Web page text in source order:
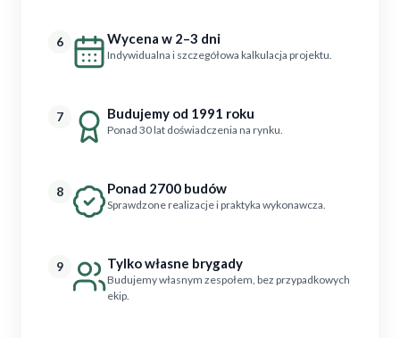
6 Wycena w 2–3 dni
Indywidualna i szczegółowa kalkulacja projektu.
7 Budujemy od 1991 roku
Ponad 30 lat doświadczenia na rynku.
8 Ponad 2700 budów
Sprawdzone realizacje i praktyka wykonawcza.
9 Tylko własne brygady
Budujemy własnym zespołem, bez przypadkowych
ekip.